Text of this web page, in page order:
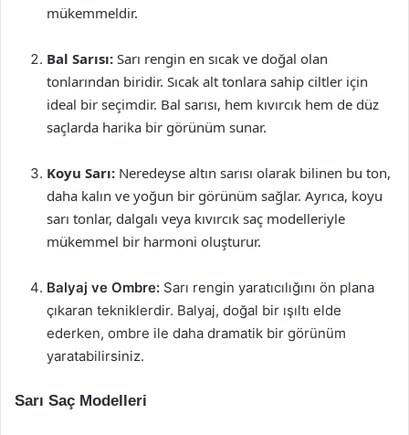
mükemmeldir.
Bal Sarısı: Sarı rengin en sıcak ve doğal olan
tonlarından biridir. Sıcak alt tonlara sahip ciltler için
ideal bir seçimdir. Bal sarısı, hem kıvırcık hem de düz
saçlarda harika bir görünüm sunar.
Koyu Sarı: Neredeyse altın sarısı olarak bilinen bu ton,
daha kalın ve yoğun bir görünüm sağlar. Ayrıca, koyu
sarı tonlar, dalgalı veya kıvırcık saç modelleriyle
mükemmel bir harmoni oluşturur.
Balyaj ve Ombre: Sarı rengin yaratıcılığını ön plana
çıkaran tekniklerdir. Balyaj, doğal bir ışıltı elde
ederken, ombre ile daha dramatik bir görünüm
yaratabilirsiniz.
Sarı Saç Modelleri